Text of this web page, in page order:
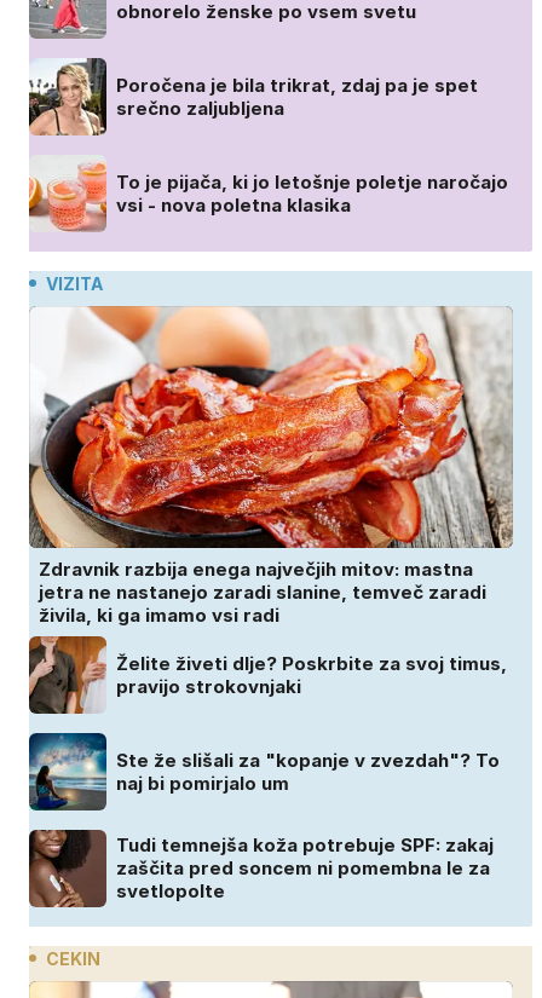
obnorelo ženske po vsem svetu
Poročena je bila trikrat, zdaj pa je spet
srečno zaljubljena
To je pijača, ki jo letošnje poletje naročajo
vsi - nova poletna klasika
VIZITA
Zdravnik razbija enega največjih mitov: mastna
jetra ne nastanejo zaradi slanine, temveč zaradi
živila, ki ga imamo vsi radi
Želite živeti dlje? Poskrbite za svoj timus,
pravijo strokovnjaki
Ste že slišali za "kopanje v zvezdah"? To
naj bi pomirjalo um
Tudi temnejša koža potrebuje SPF: zakaj
zaščita pred soncem ni pomembna le za
svetlopolte
CEKIN